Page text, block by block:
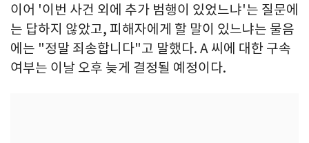
이어 '이번 사건 외에 추가 범행이 있었느냐'는 질문에
는 답하지 않았고, 피해자에게 할 말이 있느냐는 물음
에는 "정말 죄송합니다"고 말했다. A 씨에 대한 구속
여부는 이날 오후 늦게 결정될 예정이다.